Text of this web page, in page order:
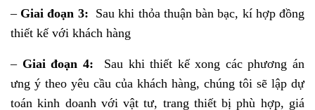
– Giai đoạn 3: Sau khi thỏa thuận bàn bạc, kí hợp đồng
thiết kế với khách hàng
– Giai đoạn 4: Sau khi thiết kế xong các phương án
ưng ý theo yêu cầu của khách hàng, chúng tôi sẽ lập dự
toán kinh doanh với vật tư, trang thiết bị phù hợp, giá